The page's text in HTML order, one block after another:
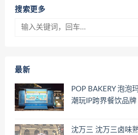
搜索更多
最新
POP BAKERY 泡泡
潮玩IP跨界餐饮品牌
沈万三 沈万三卤味